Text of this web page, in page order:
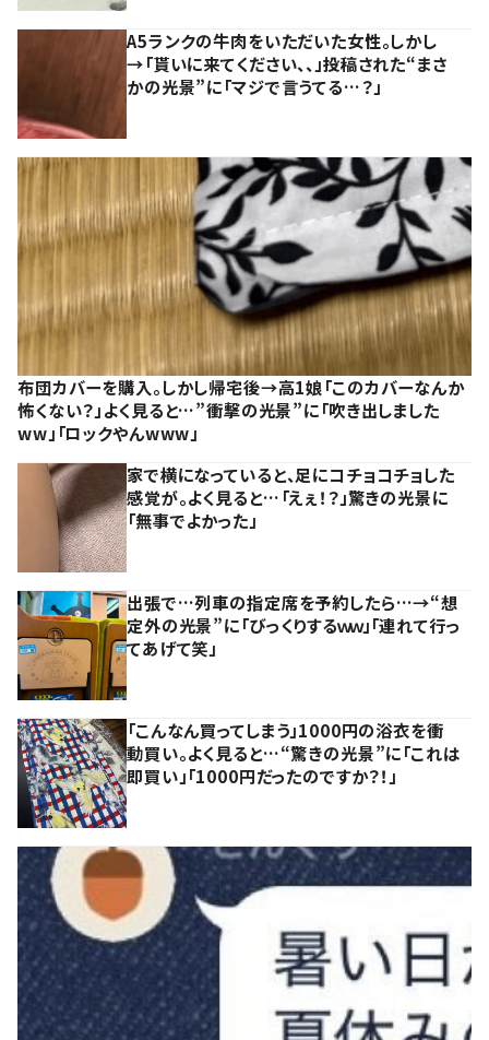
A5ランクの牛肉をいただいた女性。しかし
→「貰いに来てください、、」投稿された“まさ
かの光景”に「マジで言うてる…？」
布団カバーを購入。しかし帰宅後→高1娘「このカバーなんか
怖くない？」よく見ると…”衝撃の光景”に「吹き出しました
ww」「ロックやんwww」
家で横になっていると、足にコチョコチョした
感覚が。よく見ると…「えぇ！？」驚きの光景に
「無事でよかった」
出張で…列車の指定席を予約したら…→“想
定外の光景”に「びっくりするｗｗ」「連れて行っ
てあげて笑」
「こんなん買ってしまう」1000円の浴衣を衝
動買い。よく見ると…“驚きの光景”に「これは
即買い」「1000円だったのですか？！」